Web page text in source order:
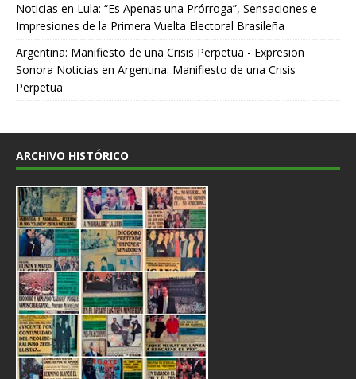
Noticias en Lula: “Es Apenas una Prórroga”, Sensaciones e
Impresiones de la Primera Vuelta Electoral Brasileña
Argentina: Manifiesto de una Crisis Perpetua - Expresion
Sonora Noticias en Argentina: Manifiesto de una Crisis
Perpetua
ARCHIVO HISTÓRICO